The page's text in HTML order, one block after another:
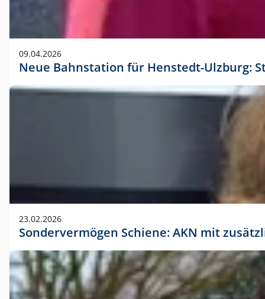
09.04.2026
Neue Bahnstation für Henstedt-Ulzburg:
23.02.2026
Sondervermögen Schiene: AKN mit